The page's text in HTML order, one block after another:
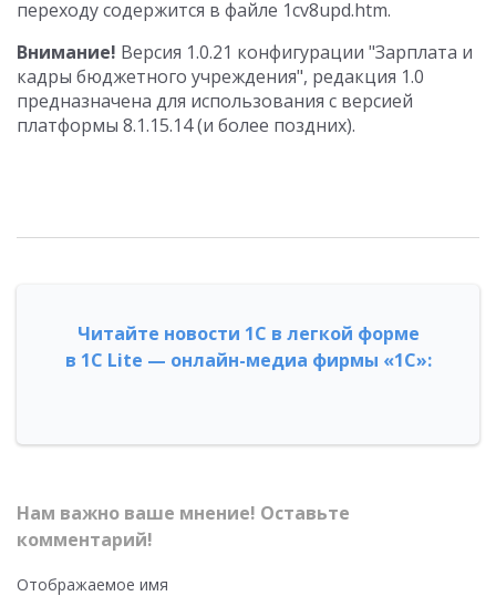
переходу содержится в файле 1cv8upd.htm.
Внимание! Версия 1.0.21 конфигурации "Зарплата и
кадры бюджетного учреждения", редакция 1.0
предназначена для использования с версией
платформы 8.1.15.14 (и более поздних).
Читайте новости 1С в легкой форме
в 1С Lite — онлайн-медиа фирмы «1С»:
Нам важно ваше мнение! Оставьте
комментарий!
Отображаемое имя